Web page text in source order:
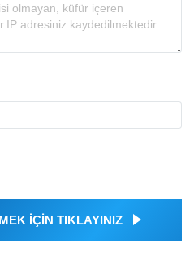
İÇİN TIKLAYINIZ